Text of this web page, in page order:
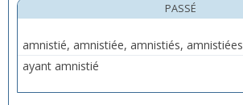
PASSÉ
amnistié, amnistiée, amnistiés, amnistiées
ayant amnistié